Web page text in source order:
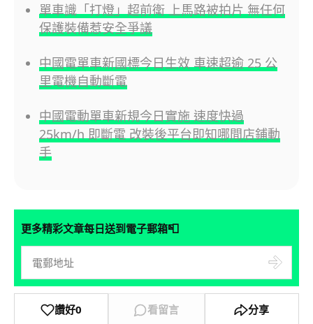
單車識「打燈」超前衛 上馬路被拍片 無任何
保護裝備惹安全爭議
中國電單車新國標今日生效 車速超逾 25 公
里電機自動斷電
中國電動單車新規今日實施 速度快過
25km/h 即斷電 改裝後平台即知哪間店鋪動
手
更多精彩文章每日送到電子郵箱📮
讚好0 看留言 分享